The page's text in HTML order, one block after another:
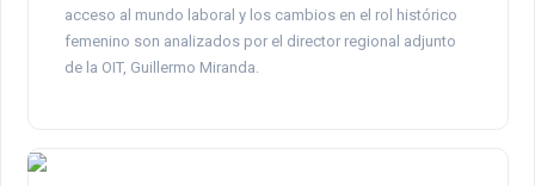
acceso al mundo laboral y los cambios en el rol histórico
femenino son analizados por el director regional adjunto
de la OIT, Guillermo Miranda.